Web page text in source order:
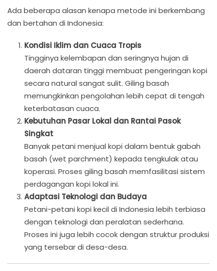
Ada beberapa alasan kenapa metode ini berkembang
dan bertahan di Indonesia:
Kondisi Iklim dan Cuaca Tropis
Tingginya kelembapan dan seringnya hujan di
daerah dataran tinggi membuat pengeringan kopi
secara natural sangat sulit. Giling basah
memungkinkan pengolahan lebih cepat di tengah
keterbatasan cuaca.
Kebutuhan Pasar Lokal dan Rantai Pasok
Singkat
Banyak petani menjual kopi dalam bentuk gabah
basah (wet parchment) kepada tengkulak atau
koperasi. Proses giling basah memfasilitasi sistem
perdagangan kopi lokal ini.
Adaptasi Teknologi dan Budaya
Petani-petani kopi kecil di Indonesia lebih terbiasa
dengan teknologi dan peralatan sederhana.
Proses ini juga lebih cocok dengan struktur produksi
yang tersebar di desa-desa.